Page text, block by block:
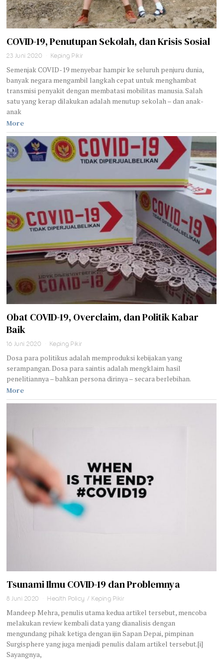
COVID-19, Penutupan Sekolah, dan Krisis Sosial
23 Juni 2020 Keping Pikir
Semenjak COVID-19 menyebar hampir ke seluruh penjuru dunia,
banyak negara mengambil langkah cepat untuk menghambat
transmisi penyakit dengan membatasi mobilitas manusia. Salah
satu yang kerap dilakukan adalah menutup sekolah – dan anak-
anak
More
Obat COVID-19, Overclaim, dan Politik Kabar
Baik
16 Juni 2020 Keping Pikir
Dosa para politikus adalah memproduksi kebijakan yang
serampangan. Dosa para saintis adalah mengklaim hasil
penelitiannya – bahkan persona dirinya – secara berlebihan.
More
Tsunami Ilmu COVID-19 dan Problemnya
8 Juni 2020 Health Policy / Keping Pikir
Mandeep Mehra, penulis utama kedua artikel tersebut, mencoba
melakukan review kembali data yang dianalisis dengan
mengundang pihak ketiga dengan ijin Sapan Depai, pimpinan
Surgisphere yang juga menjadi penulis dalam artikel tersebut.[i]
Sayangnya,